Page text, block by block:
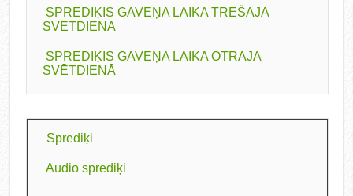
SPREDIĶIS GAVĒŅA LAIKA TREŠAJĀ
SVĒTDIENĀ
SPREDIĶIS GAVĒŅA LAIKA OTRAJĀ
SVĒTDIENĀ
Sprediķi
Audio sprediķi